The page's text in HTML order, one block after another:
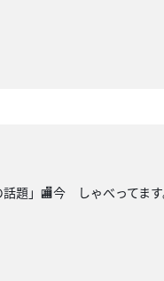
話題」🏬今 しゃべって